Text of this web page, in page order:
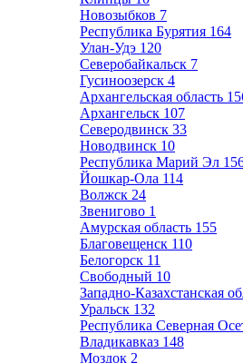
Новозыбков 7
Республика Бурятия 164
Улан-Удэ 120
Северобайкальск 7
Гусиноозерск 4
Архангельская область
Архангельск 107
Северодвинск 33
Новодвинск 10
Республика Марий Эл
Йошкар-Ола 114
Волжск 24
Звенигово 1
Амурская область 155
Благовещенск 110
Белогорск 11
Свободный 10
Западно-Казахстанская
Уральск 132
Республика Северная
Владикавказ 148
Моздок 2